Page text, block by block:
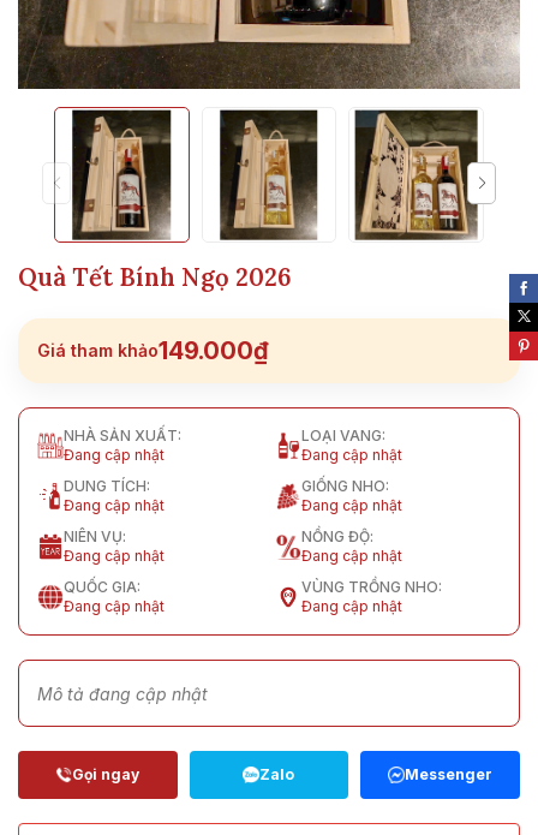
Quà Tết Bính Ngọ 2026
Giá tham khảo149.000₫
NHÀ SẢN XUẤT:
Đang cập nhật
LOẠI VANG:
Đang cập nhật
DUNG TÍCH:
Đang cập nhật
GIỐNG NHO:
Đang cập nhật
NIÊN VỤ:
Đang cập nhật
NỒNG ĐỘ:
Đang cập nhật
QUỐC GIA:
Đang cập nhật
VÙNG TRỒNG NHO:
Đang cập nhật
Mô tả đang cập nhật